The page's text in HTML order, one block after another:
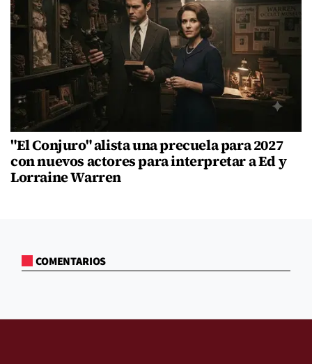
"El Conjuro" alista una precuela para 2027
con nuevos actores para interpretar a Ed y
Lorraine Warren
COMENTARIOS